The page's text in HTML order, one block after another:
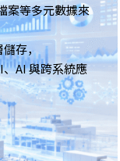
案等多元數據來
存，
AI 與跨系統應